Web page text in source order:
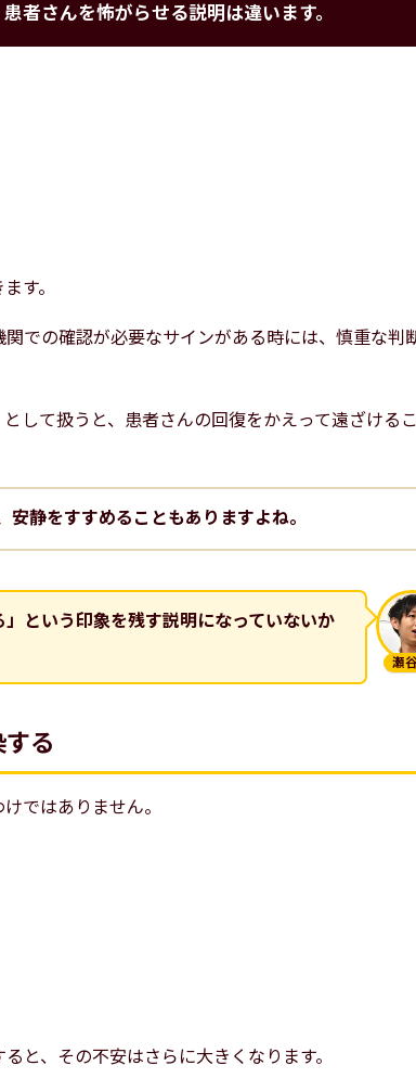
者さんを怖がらせる説明は違います。
す。
での確認が必要なサインがある時には、慎重な判
して扱うと、患者さんの回復をかえって遠ざける
静をすすめることもありますよね。
瀬
という印象を残す説明になっていないか
る
ではありません。
と、その不安はさらに大きくなります。